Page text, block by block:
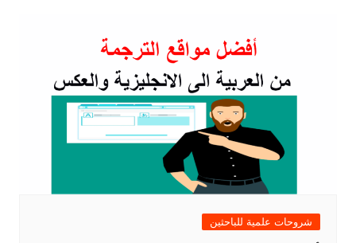
شروحات علمية للباحثين